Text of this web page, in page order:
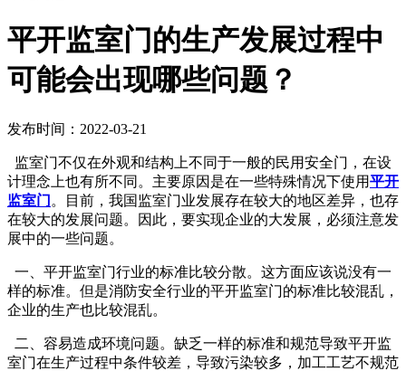
平开监室门的生产发展过程中
可能会出现哪些问题？
发布时间：2022-03-21
监室门不仅在外观和结构上不同于一般的民用安全门，在设
计理念上也有所不同。主要原因是在一些特殊情况下使用平开
监室门 。目前，我国监室门业发展存在较大的地区差异，也存
在较大的发展问题。因此，要实现企业的大发展，必须注意发
展中的一些问题。
一、平开监室门行业的标准比较分散。这方面应该说没有一
样的标准。但是消防安全行业的平开监室门的标准比较混乱，
企业的生产也比较混乱。
二、容易造成环境问题。缺乏一样的标准和规范导致平开监
室门在生产过程中条件较差，导致污染较多，加工工艺不规范